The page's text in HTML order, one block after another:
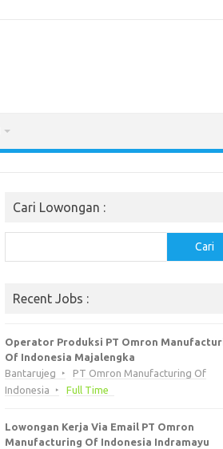
Cari Lowongan :
Cari
Recent Jobs :
Operator Produksi PT Omron
Of Indonesia Majalengka
Bantarujeg
PT Omron Manufacturing Of
Indonesia
Full Time
Lowongan Kerja Via Email PT Omron
Manufacturing Of Indonesia Indramayu